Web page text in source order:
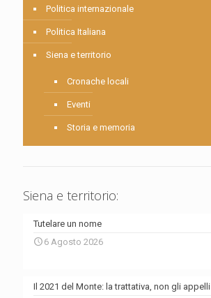
Politica internazionale
Politica Italiana
Siena e territorio
Cronache locali
Eventi
Storia e memoria
Siena e territorio:
Tutelare un nome
6 Agosto 2026
Il 2021 del Monte: la trattativa, non gli appelli